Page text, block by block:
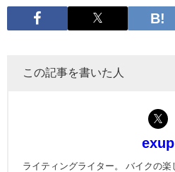
この記事を書いた人
exup
ライティングライター。 バイクの